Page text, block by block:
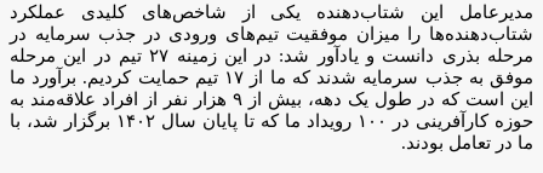
مدیرعامل این شتاب‌دهنده یکی از شاخص‌های کلیدی عملکرد
شتاب‌دهنده‌ها را میزان موفقیت تیم‌های ورودی در جذب سرمایه در
مرحله بذری دانست و یادآور شد: در این زمینه ۲۷ تیم در این مرحله
موفق به جذب سرمایه شدند که ما از ۱۷ تیم‌ حمایت کردیم. برآورد ما
این است که در طول یک دهه، بیش از ۹ هزار نفر از افراد علاقه‌مند به
حوزه کارآفرینی در ۱۰۰ رویداد ما که تا پایان سال ۱۴۰۲ برگزار شد، با
ما در تعامل بودند.